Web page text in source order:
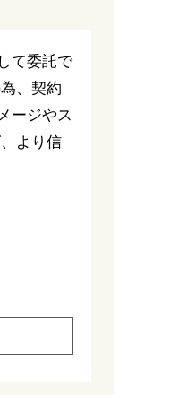
て委託で
、契約
ージやス
より信